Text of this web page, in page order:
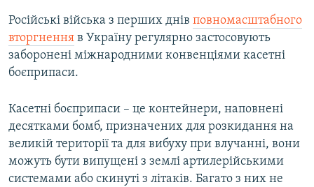
Російські війська з перших днів повномасштабного
вторгнення в Україну регулярно застосовують
заборонені міжнародними конвенціями касетні
боєприпаси.
Касетні боєприпаси – це контейнери, наповнені
десятками бомб, призначених для розкидання на
великій території та для вибуху при влучанні, вони
можуть бути випущені з землі артилерійськими
системами або скинуті з літаків. Багато з них не